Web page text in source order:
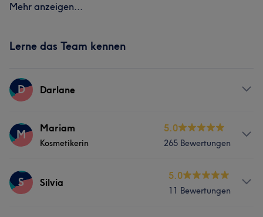
Mehr anzeigen...
Lerne das Team kennen
D Darlane
Services
Haarentfernung
M Mariam
Kosmetikerin
5.0
265 Bewertungen
Services
S Silvia
5.0
11 Bewertungen